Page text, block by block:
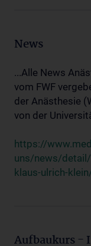
News
...Alle News
vom FWF
der Anästhesie
von der
https://
uns/news/
klaus-ulrich-
Aufbaukurs -